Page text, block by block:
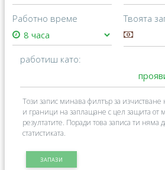
Работно време Твоята
работиш като:
Този запис минава филтър за
и граници на заплащане с цел защита от
резултатите. Поради това записа ти няма
статистиката.
ЗАПАЗИ